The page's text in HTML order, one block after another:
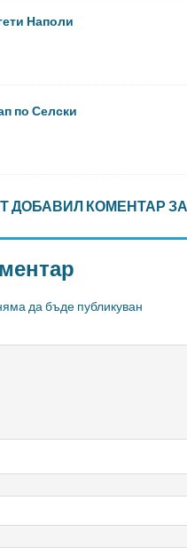
Наполи
по Селски
ДОБАВИЛ КОМЕНТАР
да бъде публикуван